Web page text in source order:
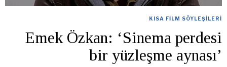
KISA FILM SÖYLEŞILERI
Emek Özkan: ‘Sinema perdesi
bir yüzleşme aynası’